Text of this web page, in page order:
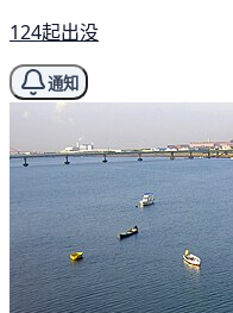
124起出没
通知